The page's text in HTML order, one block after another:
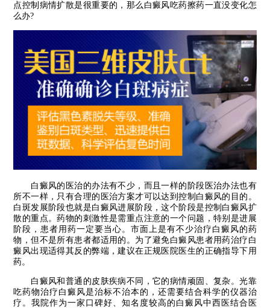
点控制病情扩散是很重要的，那么白癜风吃药擦药一直没变化怎
么办?
白癜风的医治的办法有不少，而且一样的阶段医治办法也有
所不一样，只有合理的医治方案才可以达到控制白癜风的目的。
白斑发展阶段也就是白癜风进展阶段，这个阶段是控制白癜风扩
散的重点。药物的刺激性是需重点注意的一个问题，特别是进展
阶段，患者用药一定要当心。市面上是有不少治疗白癜风的药
物，但不是所有患者都适用的。为了避免白癜风患者用药治疗白
癜风出现适得其反的弊端，建议在正规医院医生的正确指导下用
药。
白癜风和普通的皮肤疾病不同，它的病情顽固、复杂。光靠
吃药物治疗白癜风是治标不治本的，还需要结合科学的仪器治
疗。我院作为一家口碑好、知名度较高的白癜风中西医结合医